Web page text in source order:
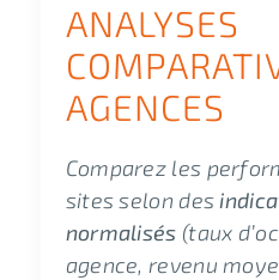
ANALYSES
AGENCES
Comparez les
sites selon des
normalisés (taux
agence, revenu